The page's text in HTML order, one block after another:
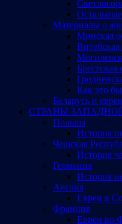
Материалы о
Минская
Витебская
Брестская
Как это
Беларусь и евреи
СТРАНЫ
Польша
История
Чешская
История
Германия
История
Англия
Евреи в
Франция
Евреи во